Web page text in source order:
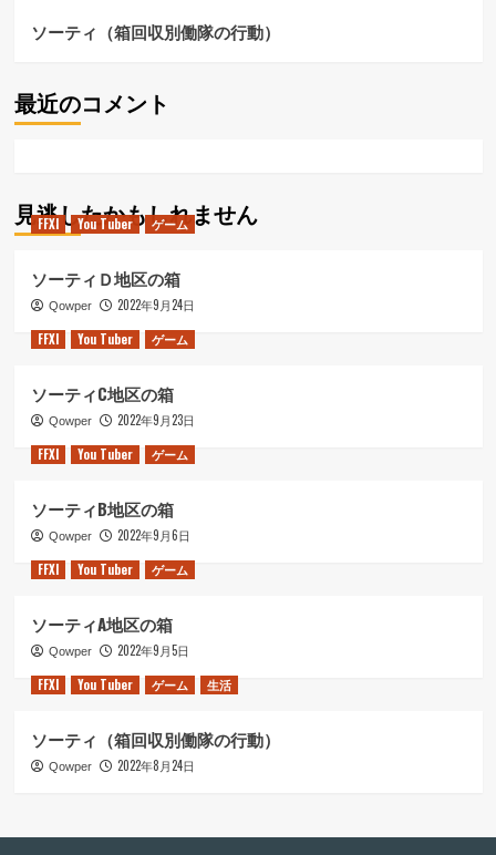
ソーティ（箱回収別働隊の行動）
最近のコメント
見逃したかもしれません
FFXI You Tuber ゲーム
ソーティＤ地区の箱
Qowper
2022年9月24日
FFXI
You Tuber ゲーム
ソーティC地区の箱
Qowper
2022年9月23日
FFXI
You Tuber ゲーム
ソーティB地区の箱
Qowper
2022年9月6日
FFXI
You Tuber ゲーム
ソーティA地区の箱
Qowper
2022年9月5日
FFXI
You Tuber ゲーム 生活
ソーティ（箱回収別働隊の行動）
Qowper 2022年8月24日